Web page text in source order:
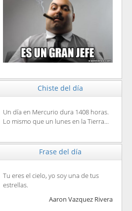
Chiste del día
Un día en Mercurio dura 1408 horas.
Lo mismo que un lunes en la Tierra...
Frase del día
Tu eres el cielo, yo soy una de tus
estrellas.
Aaron Vazquez Rivera